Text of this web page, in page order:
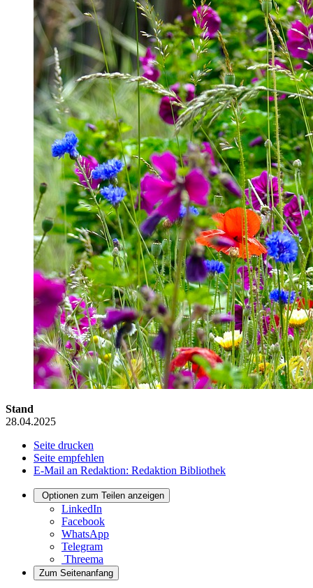
Stand
28.04.2025
Seite drucken
Seite empfehlen
E-Mail an Redaktion: Redaktion Bibliothek
Optionen zum Teilen anzeigen
LinkedIn
Facebook
WhatsApp
Telegram
Threema
Zum Seitenanfang